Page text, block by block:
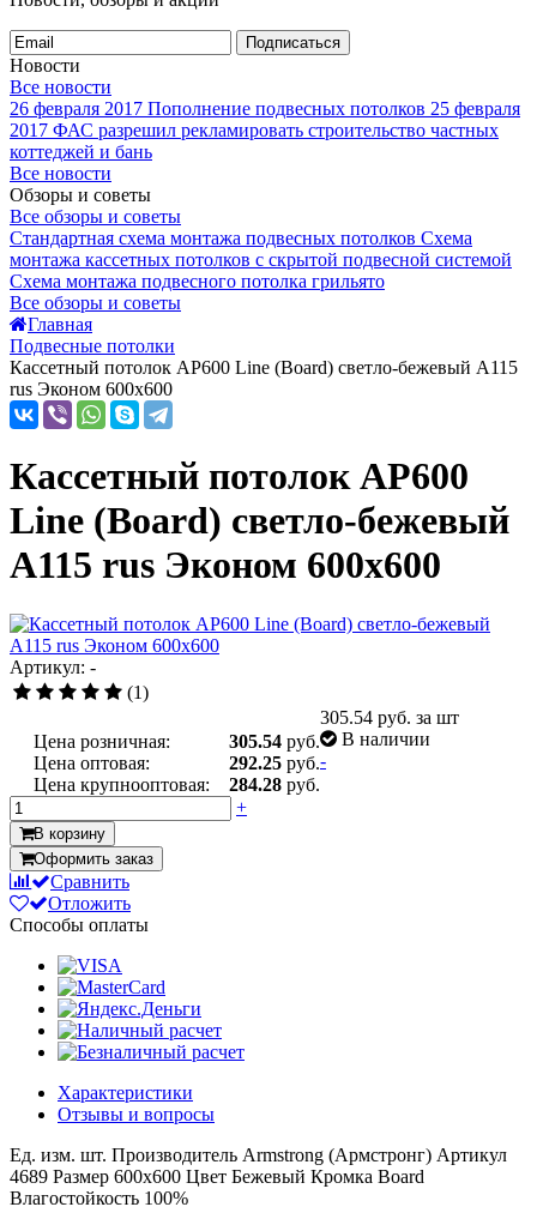
Подписаться
Новости
Все новости
26 февраля 2017 Пополнение подвесных потолков 25 февраля
2017 ФАС разрешил рекламировать строительство частных
коттеджей и бань
Все новости
Обзоры и советы
Все обзоры и советы
Стандартная схема монтажа подвесных потолков Схема
монтажа кассетных потолков с скрытой подвесной системой
Схема монтажа подвесного потолка грильято
Все обзоры и советы
Главная
Подвесные потолки
Кассетный потолок AP600 Line (Board) светло-бежевый А115
rus Эконом 600x600
Кассетный потолок AP600
Line (Board) светло-бежевый
А115 rus Эконом 600x600
Артикул: -
(1)
Цена розничная: 305.54 руб.
Цена оптовая:
292.25 руб.
Цена крупнооптовая:
284.28 руб.
305.54 руб. за шт
В наличии
-
+
В корзину
Оформить заказ
Сравнить
Отложить
Способы оплаты
Характеристики
Отзывы и вопросы
Ед. изм. шт. Производитель Armstrong (Армстронг) Артикул
4689 Размер 600x600 Цвет Бежевый Кромка Board
Влагостойкость 100%